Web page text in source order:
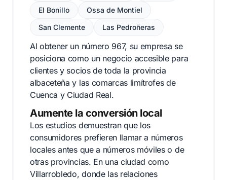
El Bonillo
Ossa de Montiel
San Clemente
Las Pedroñeras
Al obtener un número 967, su empresa se
posiciona como un negocio accesible para
clientes y socios de toda la provincia
albaceteña y las comarcas limítrofes de
Cuenca y Ciudad Real.
Aumente la conversión local
Los estudios demuestran que los
consumidores prefieren llamar a números
locales antes que a números móviles o de
otras provincias. En una ciudad como
Villarrobledo, donde las relaciones